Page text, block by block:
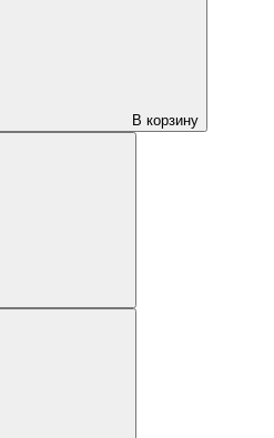
В корзину